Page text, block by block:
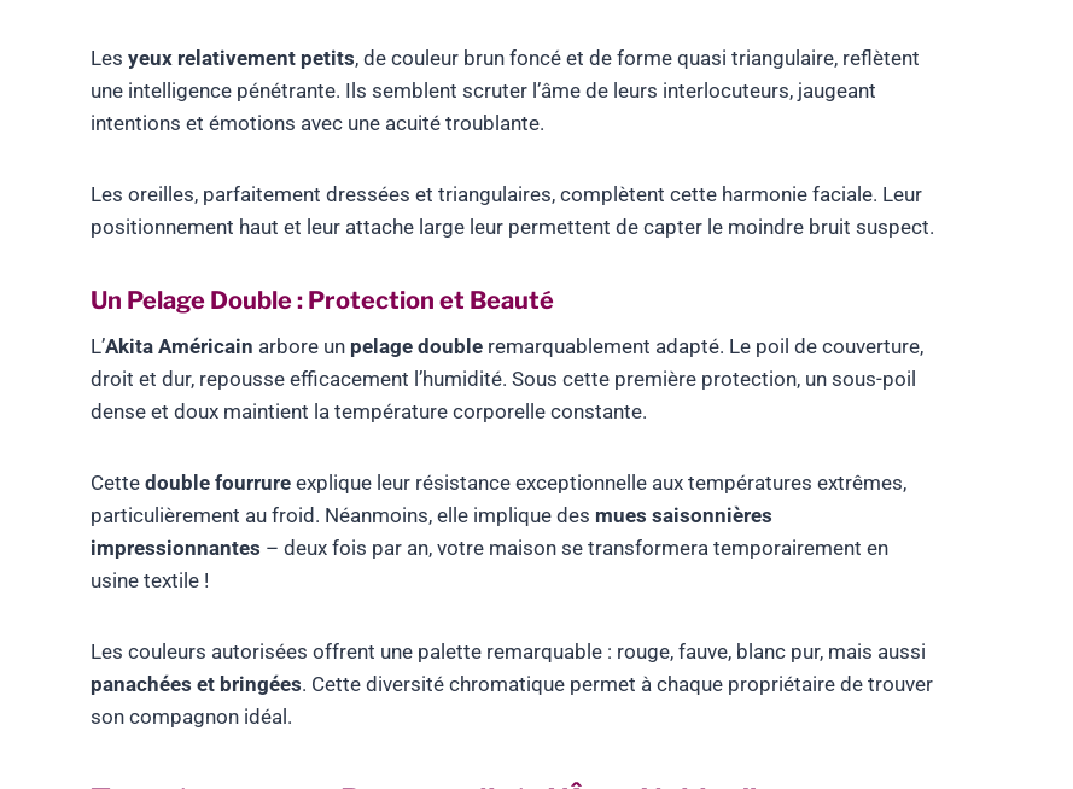
Les yeux relativement petits, de couleur brun foncé et de forme quasi triangulaire, reflètent
une intelligence pénétrante. Ils semblent scruter l’âme de leurs interlocuteurs, jaugeant
intentions et émotions avec une acuité troublante.
Les oreilles, parfaitement dressées et triangulaires, complètent cette harmonie faciale. Leur
positionnement haut et leur attache large leur permettent de capter le moindre bruit suspect.
Un Pelage Double : Protection et Beauté
L’Akita Américain arbore un pelage double remarquablement adapté. Le poil de couverture,
droit et dur, repousse efficacement l’humidité. Sous cette première protection, un sous-poil
dense et doux maintient la température corporelle constante.
Cette double fourrure explique leur résistance exceptionnelle aux températures extrêmes,
particulièrement au froid. Néanmoins, elle implique des mues saisonnières
impressionnantes – deux fois par an, votre maison se transformera temporairement en
usine textile !
Les couleurs autorisées offrent une palette remarquable : rouge, fauve, blanc pur, mais aussi
panachées et bringées. Cette diversité chromatique permet à chaque propriétaire de trouver
son compagnon idéal.